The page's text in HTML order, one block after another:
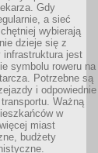
Gdy
a sieć
wybierają
dzieje się z
infrastruktura jest
symbolu roweru na
Potrzebne są
i odpowiednie
Ważną
w
miast
budżety